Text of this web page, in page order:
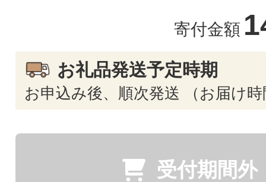
寄付金額
お礼品発送予定時期
お申込み後、順次発送 （お届け
受付期間外